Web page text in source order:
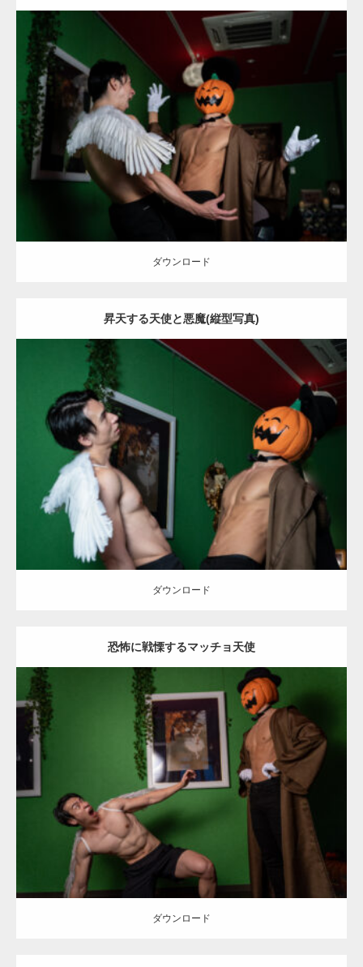
Update: 2023.02.11
Category:ハロウィンのマッチョ その他 AKIHITO(細マッチョ)
SOSUKE
姫路 (兵庫)
ダウンロード
ダウンロード
昇天する天使と悪魔(縦型写真)
Update:
Category:ハロウィンのマッチョ
AKIHITO(細マッチョ)
SOSUKE
ダウンロード
ダウンロード
恐怖に戦慄するマッチョ天使
Update:2023.02.11
ハロウィンのマッチョ その他
AKIHITO(細マッチョ)
SOSUKE 腹筋 姫路 (兵庫)
ダウンロード
ダウンロード